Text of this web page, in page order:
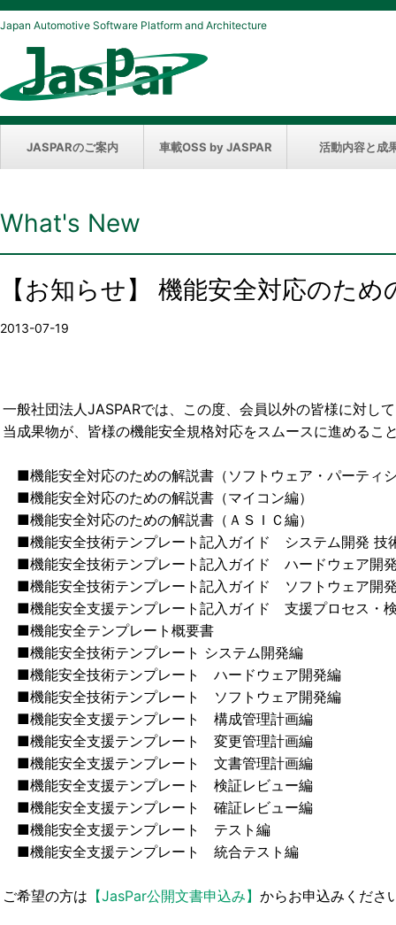
Japan Automotive Software Platform and Architecture
JASPARのご案内 車載OSS by JASPAR 活動内容と成
What's New
【お知らせ】 機能安全対応のた
2013-07-19
一般社団法人JASPARでは、この度、会員以外の皆様に対し
当成果物が、皆様の機能安全規格対応をスムースに進めるこ
■機能安全対応のための解説書（ソフトウェア・パーティ
■機能安全対応のための解説書（マイコン編）
■機能安全対応のための解説書（ＡＳＩＣ編）
■機能安全技術テンプレート記入ガイド システム開発 技
■機能安全技術テンプレート記入ガイド ハードウェア開
■機能安全技術テンプレート記入ガイド ソフトウェア開
■機能安全支援テンプレート記入ガイド 支援プロセス・
■機能安全テンプレート概要書
■機能安全技術テンプレート システム開発編
■機能安全技術テンプレート ハードウェア開発編
■機能安全技術テンプレート ソフトウェア開発編
■機能安全支援テンプレート 構成管理計画編
■機能安全支援テンプレート 変更管理計画編
■機能安全支援テンプレート 文書管理計画編
■機能安全支援テンプレート 検証レビュー編
■機能安全支援テンプレート 確証レビュー編
■機能安全支援テンプレート テスト編
■機能安全支援テンプレート 統合テスト編
ご希望の方は 【JasPar公開文書申込み】 からお申込みくださ